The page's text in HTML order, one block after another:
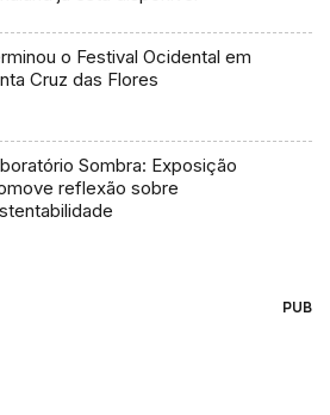
o Festival Ocidental em
Cruz das Flores
Sombra: Exposição
reflexão sobre
PUB